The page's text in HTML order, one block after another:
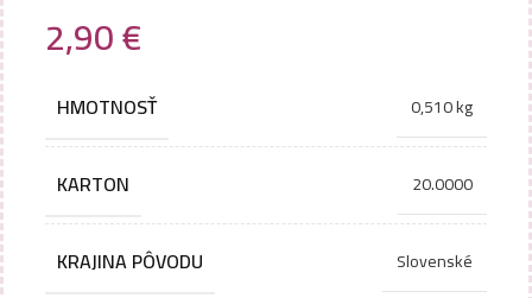
2,90€
HMOTNOSŤ 0,510 kg
KARTON 20.0000
KRAJINA PÔVODU Slovenské